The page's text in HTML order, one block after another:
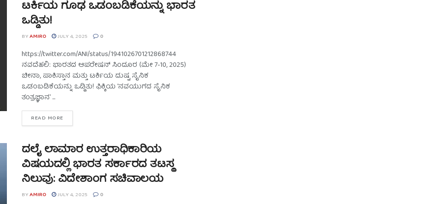
ಟರ್ಕಿಯ ಗೂಢ ಒಡಂಬಡಿಕೆಯನ್ನು ಭಾರತ
ಒಡ್ಡಿತು!
BYAMIRO JULY 4, 2025 0
https://twitter.com/ANI/status/1941026701212868744
ನವದೆಹಲಿ: ಭಾರತದ ಆಪರೇಷನ್ ಸಿಂದೂರ (ಮೇ 7-10, 2025)
ಚೀನಾ, ಪಾಕಿಸ್ತಾನ ಮತ್ತು ಟರ್ಕಿಯ ದುಷ್ಟ ಸೈನಿಕ
ಒಡಂಬಡಿಕೆಯನ್ನು ಒಡ್ಡಿತು! ಫಿಕ್ಕಿಯ ‘ನವಯುಗದ ಸೈನಿಕ
ತಂತ್ರಜ್ಞಾನ’ ...
READ MORE
ದಲೈ ಲಾಮಾರ ಉತ್ತರಾಧಿಕಾರಿಯ
ವಿಷಯದಲ್ಲಿ ಭಾರತ ಸರ್ಕಾರದ ತಟಸ್ಥ
ನಿಲುವು: ವಿದೇಶಾಂಗ ಸಚಿವಾಲಯ
BYAMIRO JULY 4, 2025 0